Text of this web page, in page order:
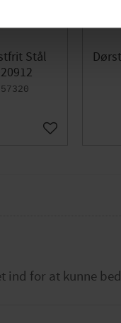
Stål
Gem som favorit